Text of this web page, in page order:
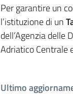
Per garantire un
l’istituzione di un
dell’Agenzia delle
Adriatico Centrale
Ultimo